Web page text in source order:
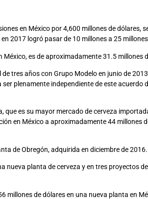
en México por 4,600 millones de dólares,
2017 logró pasar de 10 millones a 25
es de aproximadamente 31.5 millones
tres años con Grupo Modelo en junio de
plenamente independiente de este acuerdo
es su mayor mercado de cerveza
en México a aproximadamente 44 millones
de Obregón, adquirida en diciembre de 2016.
planta de cerveza y en tres proyectos
millones de dólares en una nueva planta en